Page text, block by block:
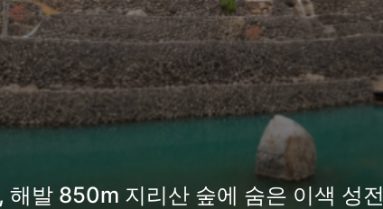
발 850m 지리산 숲에 숨은 이색 성전